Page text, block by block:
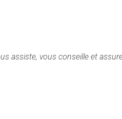
assiste, vous conseille et